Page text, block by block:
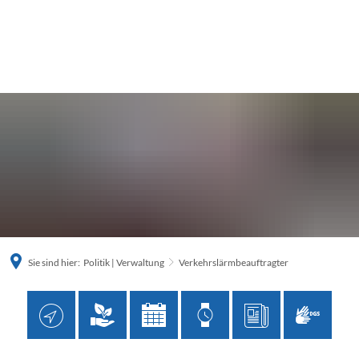
Sie sind hier: Politik | Verwaltung Verkehrslärmbeauftragter